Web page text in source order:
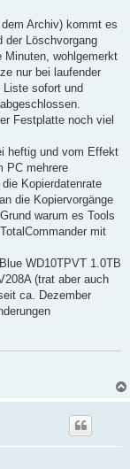
Archiv) kommt es
der Löschvorgang
Minuten, wohlgemerkt
nur bei laufender
sofort und
Festplatte noch viel
heftig und vom Effekt
PC mehrere
Kopierdatenrate
die Kopiervorgänge
warum es Tools
mit
WD10TPVT 1.0TB
(trat aber auch
ca. Dezember